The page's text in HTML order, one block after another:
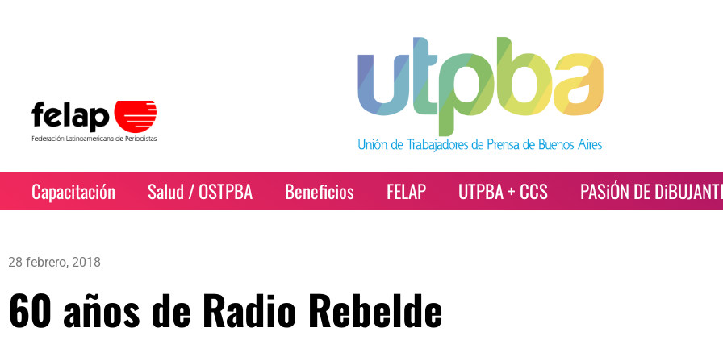
Capacitación Salud / OSTPBA Beneficios FELAP UTPBA + CCS PASiÓN DE
28 febrero, 2018
60 años de Radio Rebelde